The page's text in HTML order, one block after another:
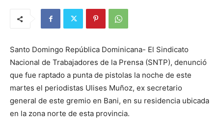
Santo Domingo República Dominicana- El Sindicato
Nacional de Trabajadores de la Prensa (SNTP), denunció
que fue raptado a punta de pistolas la noche de este
martes el periodistas Ulises Muñoz, ex secretario
general de este gremio en Bani, en su residencia ubicada
en la zona norte de esta provincia.